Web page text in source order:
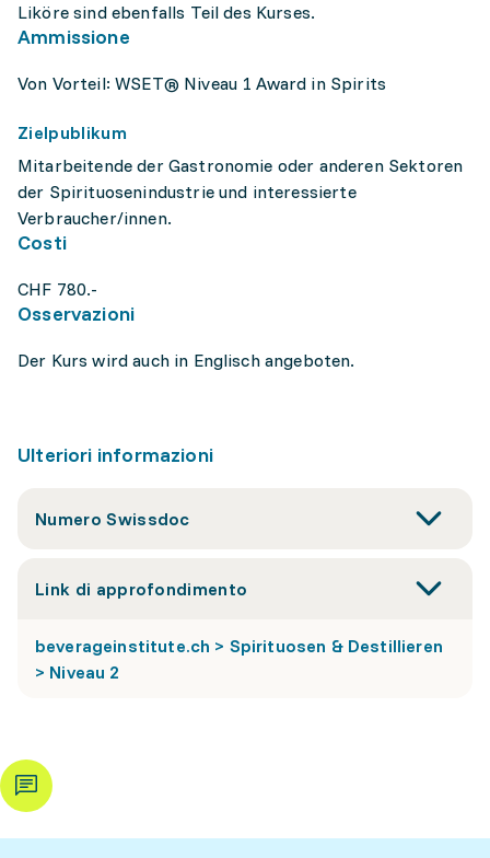
Liköre sind ebenfalls Teil des Kurses.
Ammissione
Von Vorteil: WSET® Niveau 1 Award in Spirits
Zielpublikum
Mitarbeitende der Gastronomie oder anderen Sektoren
der Spirituosenindustrie und interessierte
Verbraucher/innen.
Costi
CHF 780.-
Osservazioni
Der Kurs wird auch in Englisch angeboten.
Ulteriori informazioni
Numero Swissdoc
Link di approfondimento
beverageinstitute.ch > Spirituosen & Destillieren
> Niveau 2